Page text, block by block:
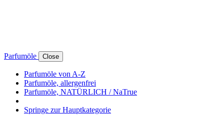
Parfumöle Close
Parfumöle von A-Z
Parfumöle, allergenfrei
Parfumöle, NATÜRLICH / NaTrue
Springe zur Hauptkategorie